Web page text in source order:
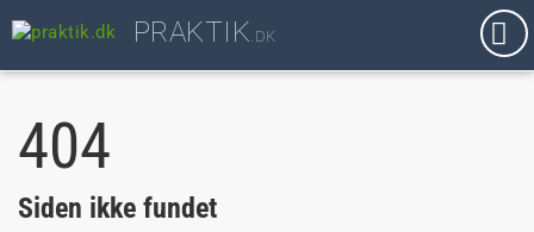
PRAKTIK.DK
404
Siden ikke fundet